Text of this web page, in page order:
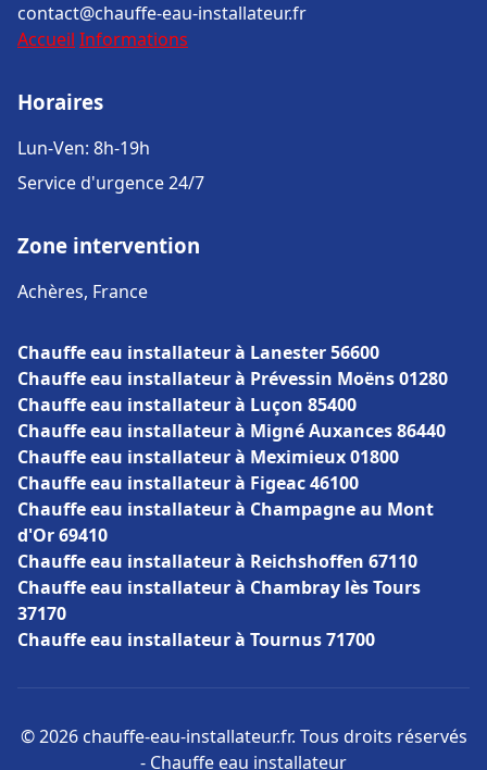
contact@chauffe-eau-installateur.fr
Accueil Informations
Horaires
Lun-Ven: 8h-19h
Service d'urgence 24/7
Zone intervention
Achères, France
Chauffe eau installateur à Lanester 56600
Chauffe eau installateur à Prévessin Moëns 01280
Chauffe eau installateur à Luçon 85400
Chauffe eau installateur à Migné Auxances 86440
Chauffe eau installateur à Meximieux 01800
Chauffe eau installateur à Figeac 46100
Chauffe eau installateur à Champagne au Mont
d'Or 69410
Chauffe eau installateur à Reichshoffen 67110
Chauffe eau installateur à Chambray lès Tours
37170
Chauffe eau installateur à Tournus 71700
© 2026 chauffe-eau-installateur.fr. Tous droits réservés
- Chauffe eau installateur